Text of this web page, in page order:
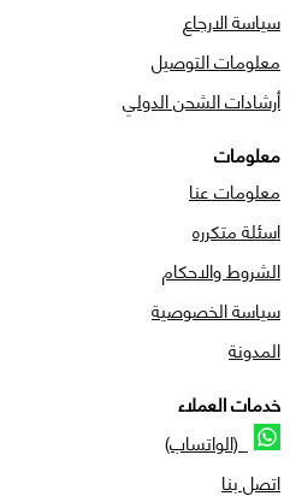
سياسة الارجاع
معلومات التوصيل
أرشادات الشحن الدولي
معلومات
معلومات عنا
اسئلة متكرره
الشروط والاحكام
سياسة الخصوصية
المدونة
خدمات العملاء
(الواتساب)
اتصل بنا